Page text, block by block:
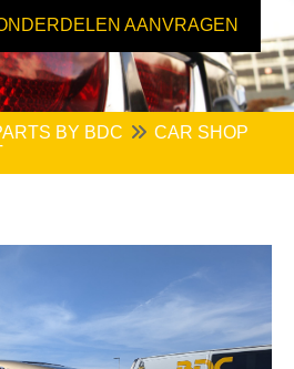
AANVRAGEN
BY BDC
CAR SHOP